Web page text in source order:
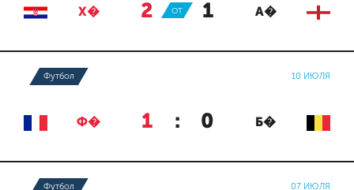
Х� 2 : 1 А�
ОТ
Футбол 10 ИЮЛЯ
Ф� 1 : 0 Б�
Футбол 07 ИЮЛЯ